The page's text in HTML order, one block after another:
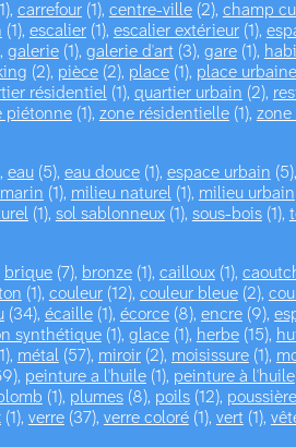
carrefour(1), centre-ville(2), champ
(1), escalier(1), escalier extérieur(1),
galerie(1), galerie d'art (3), gare(1),
(2), pièce(2), place(1), place urbaine
résidentiel(1), quartier urbain (2),
piétonne(1), zone résidentielle(1), zone
eau(5), eau douce(1), espace urbain (5),
(1), milieu naturel(1), milieu urbain
(1), sol sablonneux(1), sous-bois(1),
brique(7), bronze(1), cailloux(1),
(1), couleur(12), couleur bleue(2),
(34), écaille(1), écorce(8), encre(9),
synthétique(1), glace(1), herbe(15),
métal(57), miroir(2), moisissure(1),
peinture a l'huile(1), peinture à l'huile
(1), plumes(8), poils(12), poussière
(1), verre(37), verre coloré(1), vert (1),